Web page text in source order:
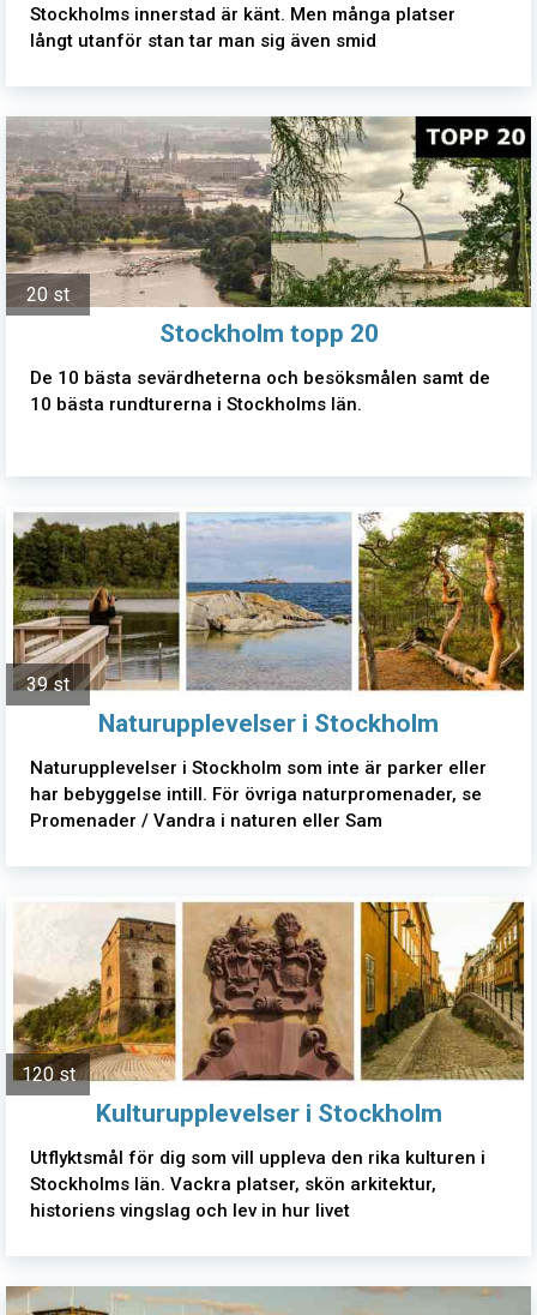
Stockholms innerstad är känt. Men många platser
långt utanför stan tar man sig även smid
20 st
Stockholm topp 20
De 10 bästa sevärdheterna och besöksmålen samt de
10 bästa rundturerna i Stockholms län.
39 st
Naturupplevelser i Stockholm
Naturupplevelser i Stockholm som inte är parker eller
har bebyggelse intill. För övriga naturpromenader, se
Promenader / Vandra i naturen eller Sam
120 st
Kulturupplevelser i Stockholm
Utflyktsmål för dig som vill uppleva den rika kulturen i
Stockholms län. Vackra platser, skön arkitektur,
historiens vingslag och lev in hur livet